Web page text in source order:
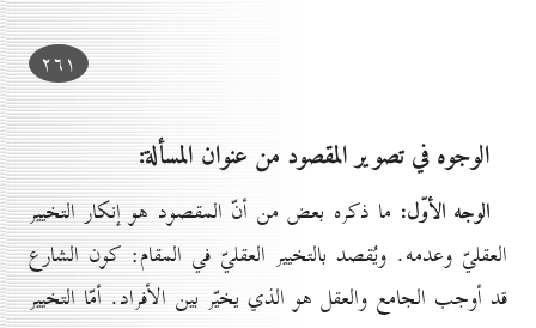
۲٦۱
الوجوه في تصوير المقصود من عنوان المسألة:
الوجه الأوّل: ما ذكره بعض من أنّ المقصود هو إنكار التخيير
العقليّ وعدمه. ويُقصد بالتخيير العقليّ في المقام: كون الشارع
قد أوجب الجامع والعقل هو الذي يخيّر بين الأفراد. أمّا التخيير